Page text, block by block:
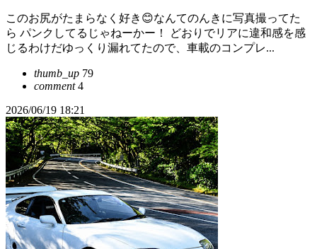
このお尻がたまらなく好き😊なんてのんきに写真撮ってた
ら パンクしてるじゃねーかー！ どおりでリアに違和感を感
じるわけだゆっくり漏れてたので、車載のコンプレ...
thumb_up 79
comment4
2026/06/19 18:21